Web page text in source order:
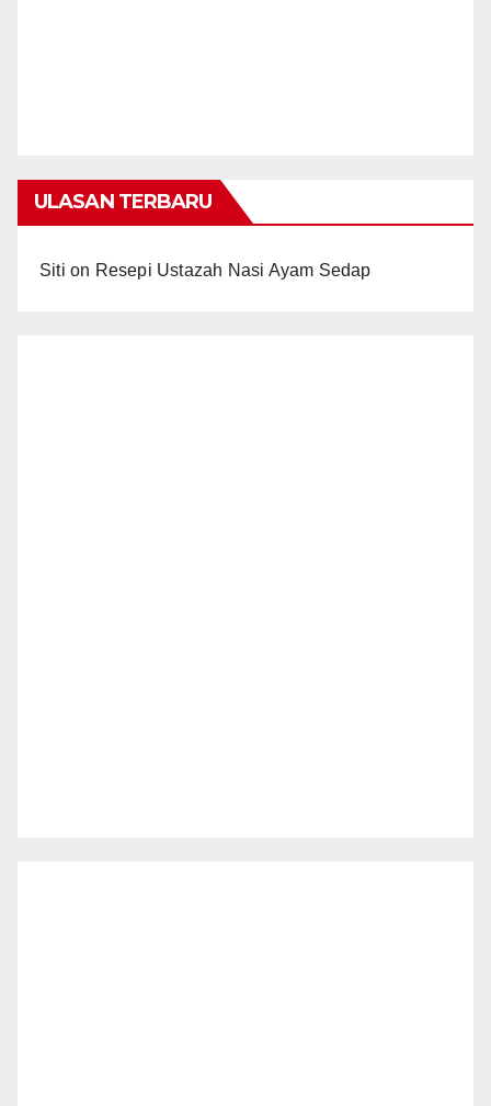
ULASAN TERBARU
Siti on Resepi Ustazah Nasi Ayam Sedap